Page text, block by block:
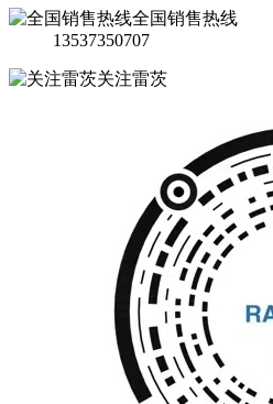
全国销售热线
13537350707
关注雷茨